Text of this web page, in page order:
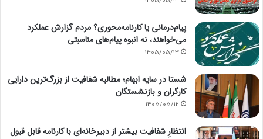
پیام‌درمانی یا کارنامه‌محوری؟ مردم گزارش عملکرد
می‌خواهند، نه انبوه پیام‌های مناسبتی
1405/05/13
شستا در سایه ابهام؛ مطالبه شفافیت از بزرگ‌ترین دارایی
کارگران و بازنشستگان
1405/05/12
انتظارِ شفافیت بیشتر از دبیرخانه‌ای با کارنامه قابل قبول